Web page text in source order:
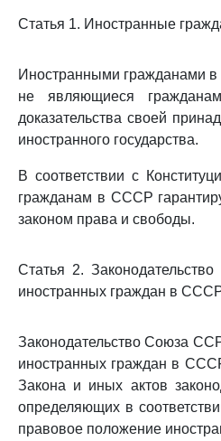
Статья 1. Иностранные
Иностранными гражданами
не являющиеся
доказательства своей
иностранного государства.
В соответствии с
гражданам в СССР
законом права и свободы.
Статья 2.
иностранных граждан в
Законодательство Союза
иностранных граждан в
Закона и иных актов
определяющих в
правовое положение